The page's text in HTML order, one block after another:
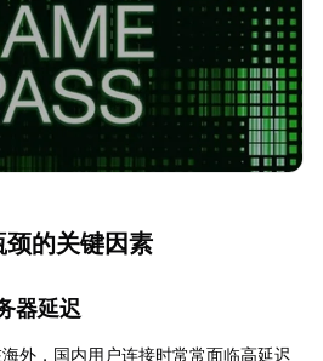
颈的关键因素
器延迟
外，国内用户连接时常常面临高延迟